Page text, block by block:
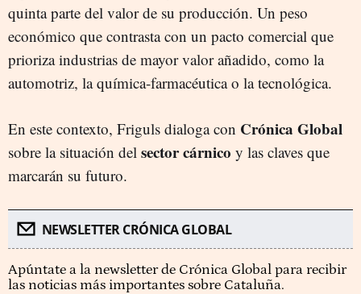
quinta parte del valor de su producción. Un peso
económico que contrasta con un pacto comercial que
prioriza industrias de mayor valor añadido, como la
automotriz, la química-farmacéutica o la tecnológica.
En este contexto, Friguls dialoga con Crónica Global
sobre la situación del sector cárnico y las claves que
marcarán su futuro.
NEWSLETTER CRÓNICA GLOBAL
Apúntate a la newsletter de Crónica Global para recibir
las noticias más importantes sobre Cataluña.